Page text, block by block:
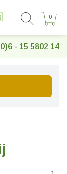
- 15 5802 14
0
0